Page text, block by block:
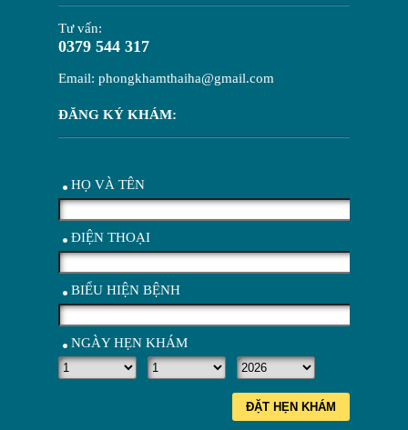
Tư vấn:
0379 544 317
Email: phongkhamthaiha@gmail.com
ĐĂNG KÝ KHÁM:
HỌ VÀ TÊN
ĐIỆN THOẠI
BIỂU HIỆN BỆNH
NGÀY HẸN KHÁM
ĐẶT HẸN KHÁM